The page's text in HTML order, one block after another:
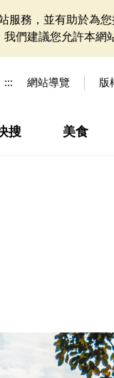
務，並有助於為
們建議您允許本網
::: 網站導覽 版
搜 美食